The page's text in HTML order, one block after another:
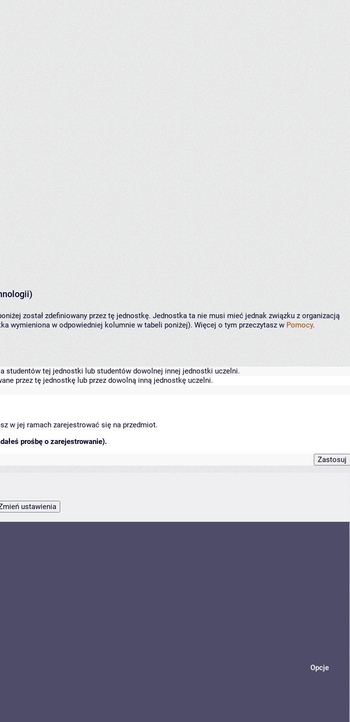
został zdefiniowany przez tę jednostkę. Jednostka ta nie musi mieć jednak związku z organizacją
wymieniona w odpowiedniej kolumnie w tabeli poniżej). Więcej o tym przeczytasz w Pomocy.
studentów tej jednostki lub studentów dowolnej innej jednostki uczelni.
przez tę jednostkę lub przez dowolną inną jednostkę uczelni.
w jej ramach zarejestrować się na przedmiot.
prośbę o zarejestrowanie).
Opcje